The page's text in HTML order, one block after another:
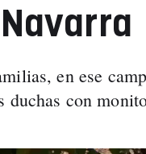
en ese
con